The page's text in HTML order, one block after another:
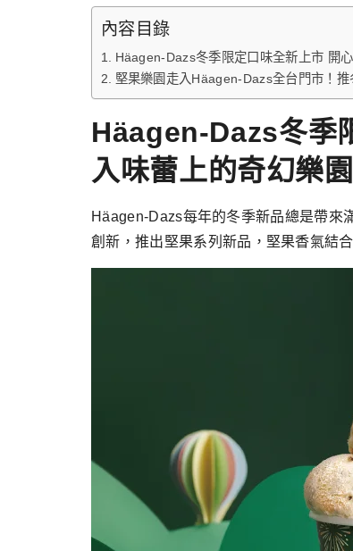
內容目錄
Häagen-Dazs冬季限定口味全新上市 開
堅果樂園走入Häagen-Dazs全台門市！
Häagen-Dazs冬季
入味蕾上的奇幻樂園
Häagen-Dazs每年的冬季新品總是帶來
創新，推出堅果系列新品，堅果香氣結